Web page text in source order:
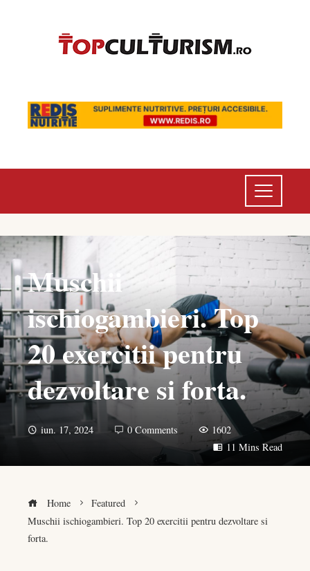
Muschii
ischiogambieri. Top
20 exercitii pentru
dezvoltare si forta.
iun. 17, 2024 0 Comments
1602
11 Mins Read
Home
Featured
Muschii ischiogambieri. Top 20 exercitii pentru dezvoltare si
forta.